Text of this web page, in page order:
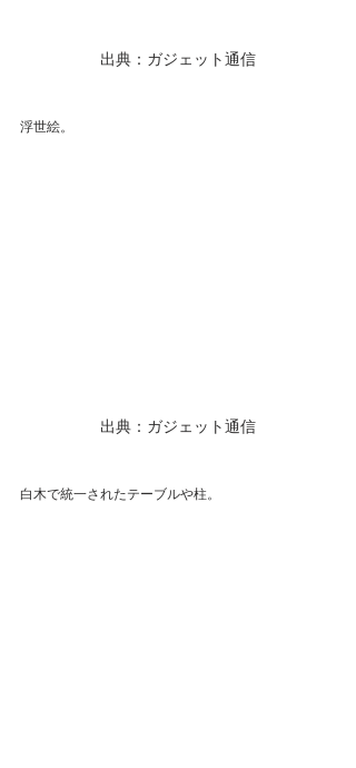
出典：ガジェット通信
浮世絵。
出典：ガジェット通信
白木で統一されたテーブルや柱。